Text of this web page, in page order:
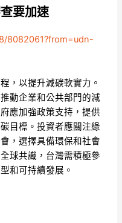
要加速
8082061?from=udn-
，以提升減碳軟實力。
動企業和公共部門的減
應加強政策支持，提供
目標。投資者應關注綠
，選擇具備環保和社會
球共識，台灣需積極參
和可持續發展。